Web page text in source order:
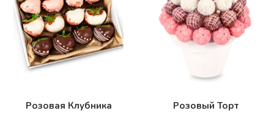
Розовая Клубника
Розовый Торт